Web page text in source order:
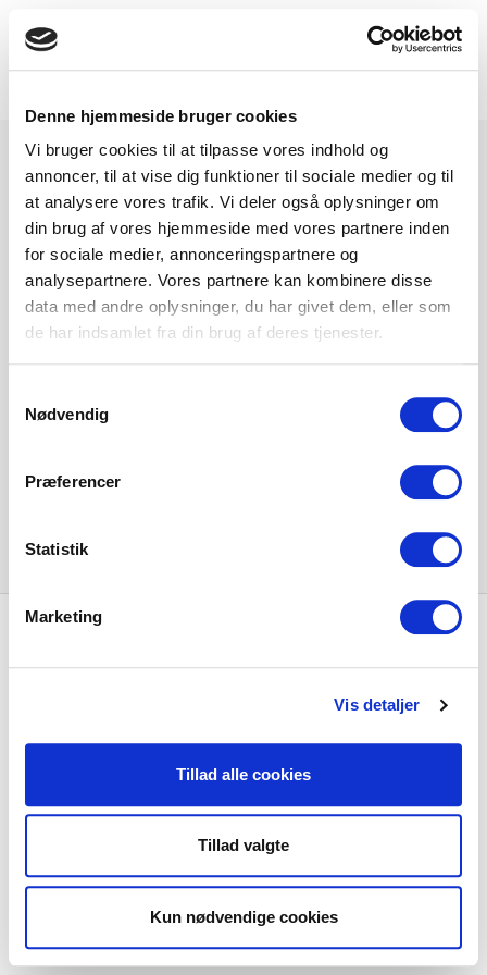
Denne hjemmeside bruger cookies
Vi bruger cookies til at tilpasse vores indhold og
annoncer, til at vise dig funktioner til sociale medier og til
at analysere vores trafik. Vi deler også oplysninger om
din brug af vores hjemmeside med vores partnere inden
for sociale medier, annonceringspartnere og
analysepartnere. Vores partnere kan kombinere disse
data med andre oplysninger, du har givet dem, eller som
de har indsamlet fra din brug af deres tjenester.
Nødvendig
Præferencer
Statistik
Marketing
Vis detaljer
Tillad alle cookies
Tillad valgte
Kun nødvendige cookies
Toggle
navigation
DA EN DE
Under construction
French website coming soon
Détaillants